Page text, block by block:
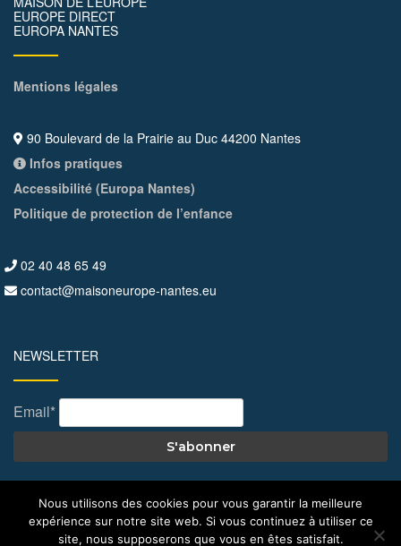
EUROPE DIRECT
EUROPA NANTES
Mentions légales
90 Boulevard de la Prairie au Duc 44200 Nantes
Infos pratiques
Accessibilité (Europa Nantes)
Politique de protection de l’enfance
02 40 48 65 49
contact@maisoneurope-nantes.eu
NEWSLETTER
Email*
© All Right Reserved 2026 Maison de l'Europe – Nantes
Nous utilisons des cookies pour vous garantir la meilleure
expérience sur notre site web. Si vous continuez à utiliser ce
site, nous supposerons que vous en êtes satisfait.